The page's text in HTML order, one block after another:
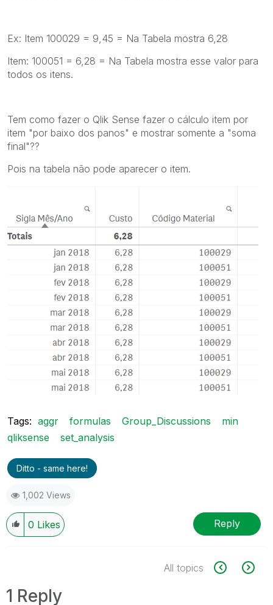
Ex: Item 100029 = 9,45 = Na Tabela mostra 6,28
Item: 100051 = 6,28 = Na Tabela mostra esse valor para
todos os itens.
Tem como fazer o Qlik Sense fazer o cálculo item por
item "por baixo dos panos" e mostrar somente a "soma
final"??
Pois na tabela não pode aparecer o item.
Tags: aggr formulas Group_Discussions
min
qliksense
set_analysis
Ditto - same here!
1,002 Views
0 Likes Reply
All topics
1 Reply